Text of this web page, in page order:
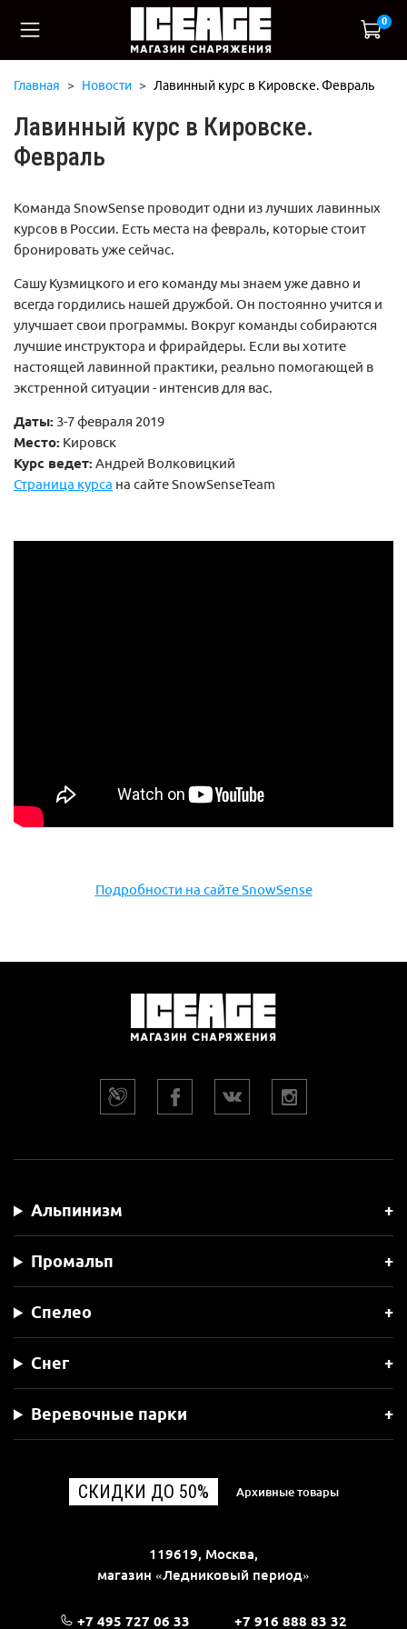
0
Главная Новости Лавинный курс в Кировске. Февраль
Лавинный курс в Кировске.
Февраль
Команда SnowSense проводит одни из лучших лавинных
курсов в России. Есть места на февраль, которые стоит
бронировать уже сейчас.
Сашу Кузмицкого и его команду мы знаем уже давно и
всегда гордились нашей дружбой. Он постоянно учится и
улучшает свои программы. Вокруг команды собираются
лучшие инструктора и фрирайдеры. Если вы хотите
настоящей лавинной практики, реально помогающей в
экстренной ситуации - интенсив для вас.
Даты: 3-7 февраля 2019
Место: Кировск
Курс ведет: Андрей Волковицкий
Страница курса на сайте SnowSenseTeam
Подробности на сайте SnowSense
Альпинизм
Промальп
Спелео
Снег
Веревочные парки
СКИДКИ ДО 50% Архивные товары
119619, Москва,
магазин «Ледниковый период»
+7 495 727 06 33 +7 916 888 83 32